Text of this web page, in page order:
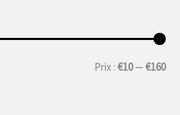
PP
Prix : €10—€160